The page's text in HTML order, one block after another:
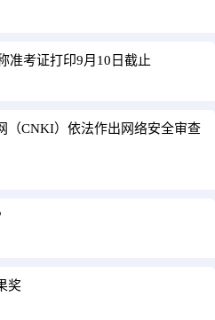
准考证打印9月10日截止
（CNKI）依法作出网络安全审查
奖